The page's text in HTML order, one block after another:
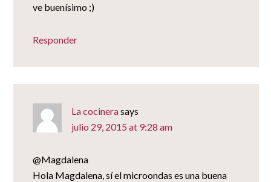
ve buenísimo ;)
Responder
La cocinerasays
julio 29, 2015 at 9:28 am
@Magdalena
Hola Magdalena, sí el microondas es una buena